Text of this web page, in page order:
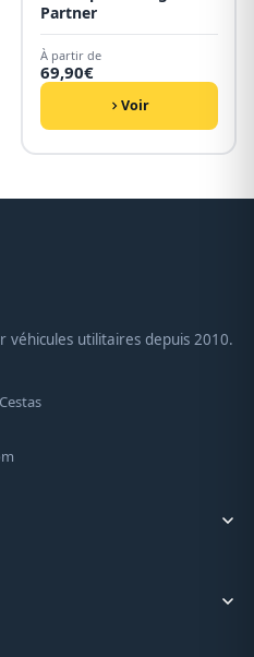
Partner
À partir de
69,90€
Voir
véhicules utilitaires depuis 2010.